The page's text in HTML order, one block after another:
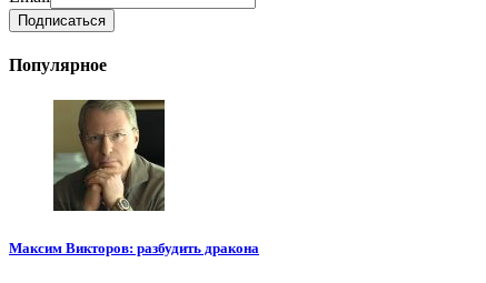
Популярное
Максим Викторов: разбудить дракона